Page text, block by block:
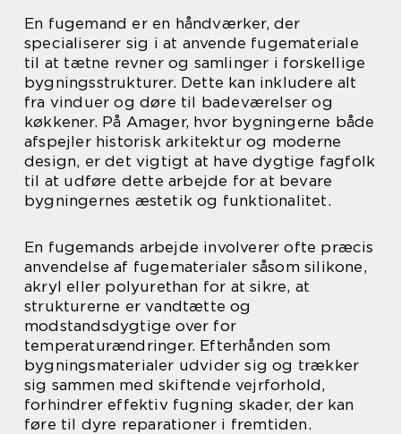
En fugemand er en håndværker, der
specialiserer sig i at anvende fugemateriale
til at tætne revner og samlinger i forskellige
bygningsstrukturer. Dette kan inkludere alt
fra vinduer og døre til badeværelser og
køkkener. På Amager, hvor bygningerne både
afspejler historisk arkitektur og moderne
design, er det vigtigt at have dygtige fagfolk
til at udføre dette arbejde for at bevare
bygningernes æstetik og funktionalitet.
En fugemands arbejde involverer ofte præcis
anvendelse af fugematerialer såsom silikone,
akryl eller polyurethan for at sikre, at
strukturerne er vandtætte og
modstandsdygtige over for
temperaturændringer. Efterhånden som
bygningsmaterialer udvider sig og trækker
sig sammen med skiftende vejrforhold,
forhindrer effektiv fugning skader, der kan
føre til dyre reparationer i fremtiden.